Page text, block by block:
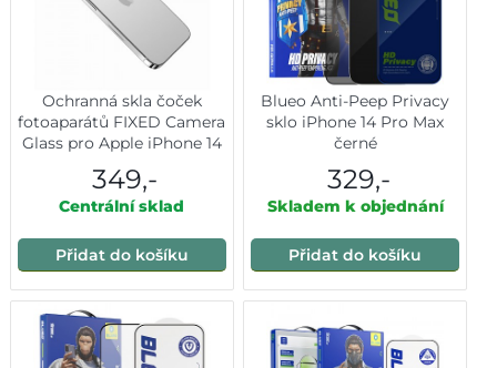
Ochranná skla čoček
fotoaparátů FIXED Camera
Glass pro Apple iPhone 14
349,-
Centrální sklad
Přidat do košíku
Blueo Anti-Peep Privacy
sklo iPhone 14 Pro Max
černé
329,-
Skladem k objednání
Přidat do košíku